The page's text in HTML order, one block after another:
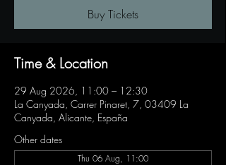
Buy Tickets
Time & Location
29 Aug 2026, 11:00 – 12:30
La Canyada, Carrer Pinaret, 7, 03409 La
Canyada, Alicante, España
Other dates
Thu 06 Aug, 11:00